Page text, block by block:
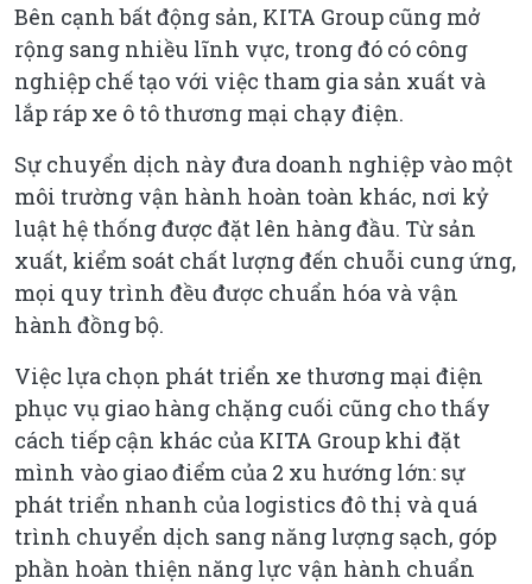
Bên cạnh bất động sản, KITA Group cũng mở
rộng sang nhiều lĩnh vực, trong đó có công
nghiệp chế tạo với việc tham gia sản xuất và
lắp ráp xe ô tô thương mại chạy điện.
Sự chuyển dịch này đưa doanh nghiệp vào một
môi trường vận hành hoàn toàn khác, nơi kỷ
luật hệ thống được đặt lên hàng đầu. Từ sản
xuất, kiểm soát chất lượng đến chuỗi cung ứng,
mọi quy trình đều được chuẩn hóa và vận
hành đồng bộ.
Việc lựa chọn phát triển xe thương mại điện
phục vụ giao hàng chặng cuối cũng cho thấy
cách tiếp cận khác của KITA Group khi đặt
mình vào giao điểm của 2 xu hướng lớn: sự
phát triển nhanh của logistics đô thị và quá
trình chuyển dịch sang năng lượng sạch, góp
phần hoàn thiện năng lực vận hành chuẩn